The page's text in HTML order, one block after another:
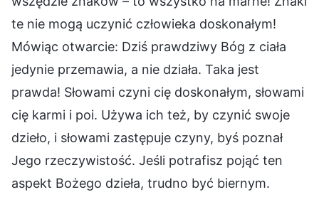
te nie mogą uczynić człowieka doskonałym!
Mówiąc otwarcie: Dziś prawdziwy Bóg z ciała
jedynie przemawia, a nie działa. Taka jest
prawda! Słowami czyni cię doskonałym, słowami
cię karmi i poi. Używa ich też, by czynić swoje
dzieło, i słowami zastępuje czyny, byś poznał
Jego rzeczywistość. Jeśli potrafisz pojąć ten
aspekt Bożego dzieła, trudno być biernym.